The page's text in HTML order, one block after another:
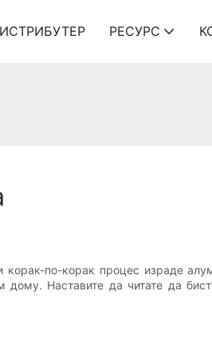
РЕСУРС
по-корак процес израде
Наставите да читате да